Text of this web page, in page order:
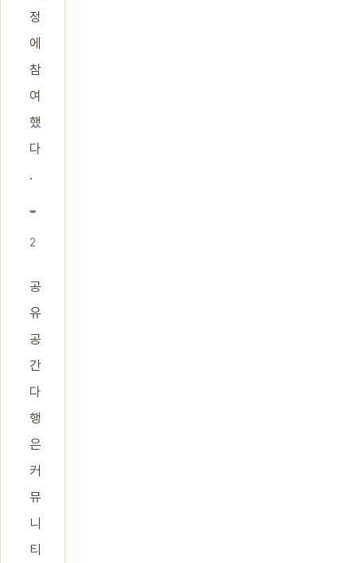
정
에
참
여
했
다
.
2
공
유
공
간
다
행
은
커
뮤
니
티